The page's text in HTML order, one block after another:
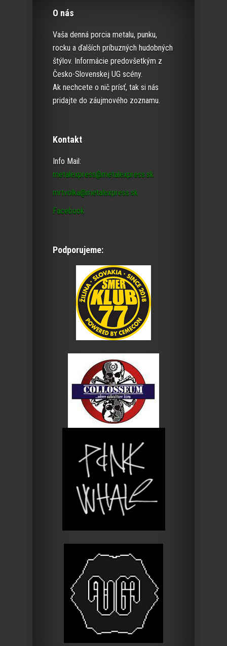
O nás
Vaša denná porcia metalu, punku,
rocku a ďalších príbuzných hudobných
štýlov. Informácie predovšetkým z
Česko-Slovenskej UG scény.
Ak nechcete o nič prísť, tak si nás
pridajte do záujmového zoznamu.
Kontakt
Info Mail:
metalexpress@metalexpress.sk
mrtvolka@metalexpress.sk
Facebook
Podporujeme: